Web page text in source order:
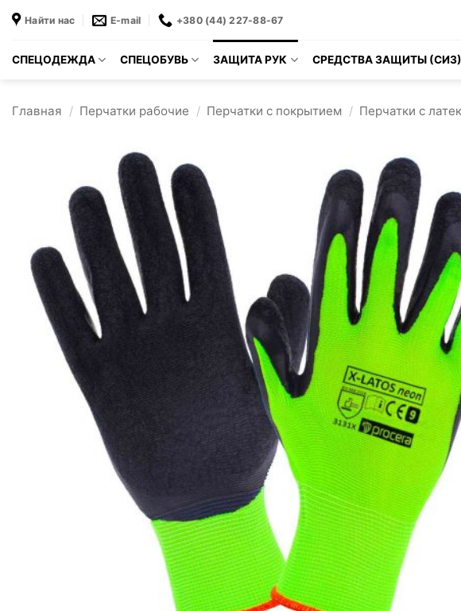
Найти нас E-mail +380 (44) 227-88-67
СПЕЦОДЕЖДА СПЕЦОБУВЬ ЗАЩИТА РУК СРЕДСТВА ЗАЩИТЫ (СИЗ)
Главная / Перчатки рабочие / Перчатки с покрытием / Перчатки с